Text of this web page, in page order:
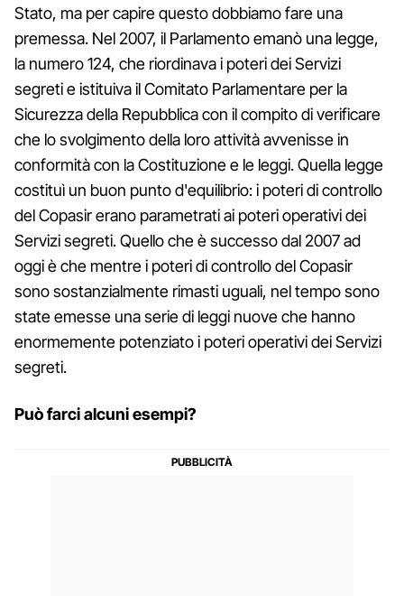
Stato, ma per capire questo dobbiamo fare una
premessa. Nel 2007, il Parlamento emanò una legge,
la numero 124, che riordinava i poteri dei Servizi
segreti e istituiva il Comitato Parlamentare per la
Sicurezza della Repubblica con il compito di verificare
che lo svolgimento della loro attività avvenisse in
conformità con la Costituzione e le leggi. Quella legge
costituì un buon punto d'equilibrio: i poteri di controllo
del Copasir erano parametrati ai poteri operativi dei
Servizi segreti. Quello che è successo dal 2007 ad
oggi è che mentre i poteri di controllo del Copasir
sono sostanzialmente rimasti uguali, nel tempo sono
state emesse una serie di leggi nuove che hanno
enormemente potenziato i poteri operativi dei Servizi
segreti.
Può farci alcuni esempi?